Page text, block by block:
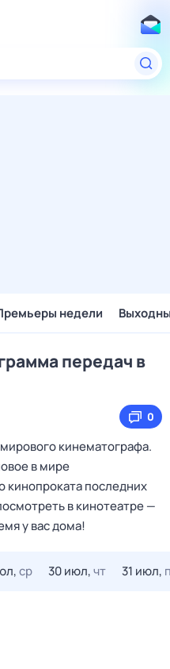
недели
передач в
0
кинематографа.
в мире
кинопроката последних
в кинотеатре —
у вас дома!
ср 30 июл,чт 31 июл,